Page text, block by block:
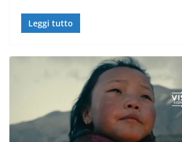
Leggi tutto